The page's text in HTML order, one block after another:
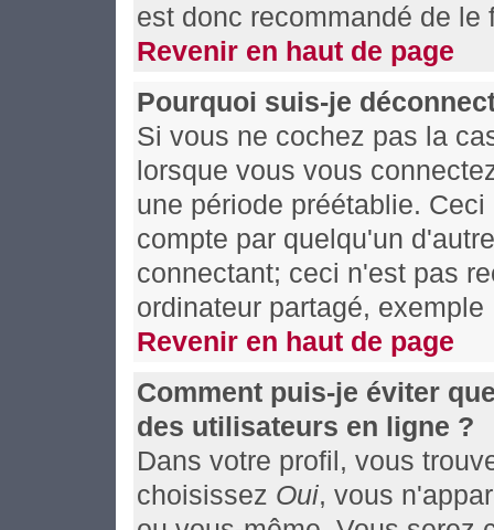
est donc recommandé de le
Revenir en haut de page
Pourquoi suis-je
Si vous ne cochez pas la
lorsque vous vous
une période préétablie.
compte par quelqu'un
connectant; ceci n'est pas
ordinateur partagé,
Revenir en haut de page
Comment puis-je éviter
des utilisateurs en ligne ?
Dans votre profil, vous
choisissez Oui, vous